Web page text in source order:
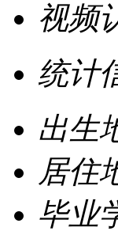
视频
统计
出生
居住
毕业